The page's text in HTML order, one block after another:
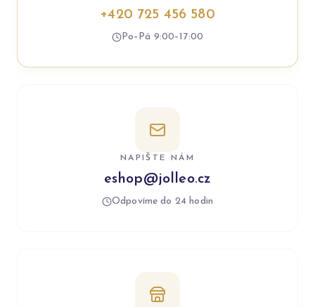
+420 725 456 580
Po–Pá 9:00–17:00
NAPIŠTE NÁM
eshop@jolleo.cz
Odpovíme do 24 hodin